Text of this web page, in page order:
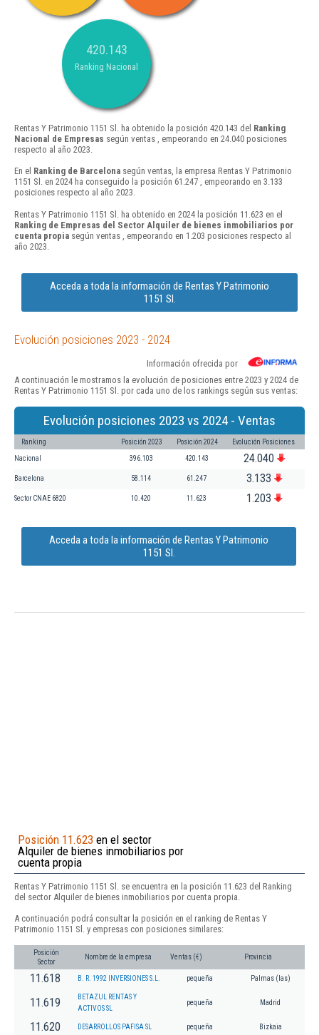
420.143
Ranking Nacional
Rentas Y Patrimonio 1151 Sl. ha obtenido la posición 420.143 del Ranking
Nacional de Empresas según ventas , empeorando en 24.040 posiciones
respecto al año 2023.
En el Ranking de Barcelona según ventas, la empresa Rentas Y Patrimonio
1151 Sl. en 2024 ha conseguido la posición 61.247 , empeorando en 3.133
posiciones respecto al año 2023.
Rentas Y Patrimonio 1151 Sl. ha obtenido en 2024 la posición 11.623 en el
Ranking de Empresas del Sector Alquiler de bienes inmobiliarios por
cuenta propia según ventas , empeorando en 1.203 posiciones respecto al
año 2023.
Acceda a toda la información de Rentas Y Patrimonio
1151 Sl.
Evolución posiciones 2023 - 2024
Información ofrecida por
A continuación le mostramos la evolución de posiciones entre 2023 y 2024 de
Rentas Y Patrimonio 1151 Sl. por cada uno de los rankings según sus ventas:
Evolución posiciones 2023 vs 2024 - Ventas
Ranking Posición 2023 Posición 2024 Evolución Posiciones
Nacional 396.103 420.143 24.040
Barcelona 58.114 61.247 3.133
Sector CNAE 6820 10.420 11.623 1.203
Acceda a toda la información de Rentas Y Patrimonio
1151 Sl.
Posición 11.623 en el sector
Alquiler de bienes inmobiliarios por
cuenta propia
Rentas Y Patrimonio 1151 Sl. se encuentra en la posición 11.623 del Ranking
del sector Alquiler de bienes inmobiliarios por cuenta propia.
A continuación podrá consultar la posición en el ranking de Rentas Y
Patrimonio 1151 Sl. y empresas con posiciones similares:
Posición
Sector
Nombre de la empresa Ventas (€) Provincia
11.618 B. R. 1992 INVERSIONES S.L. pequeña Palmas (las)
11.619
BETAZUL RENTAS Y
ACTIVOS SL
pequeña Madrid
11.620 DESARROLLOS PAFISA SL pequeña Bizkaia